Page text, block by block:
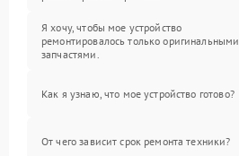
Я хочу, чтобы мое устройство
ремонтировалось только оригинальными
запчастями.
Как я узнаю, что мое устройство готово?
От чего зависит срок ремонта техники?